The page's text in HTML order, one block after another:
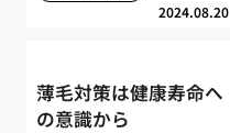
2024.08.20
薄毛対策は健康寿命へ
の意識から